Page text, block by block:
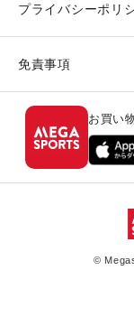
プライバシーポリ
免責事項
お買い
©